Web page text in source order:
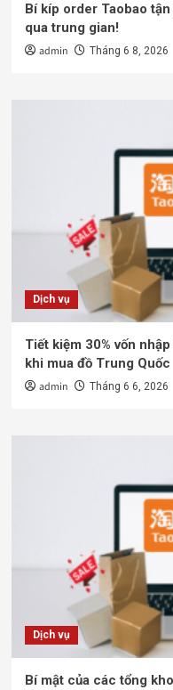
Bí kíp order Taobao
qua trung gian!
admin Tháng 6 8, 2026
Dịch vụ
Tiết kiệm 30% vốn
khi mua đồ Trung Quốc
admin Tháng 6 6, 2026
Dịch vụ
Bí mật của các tổng